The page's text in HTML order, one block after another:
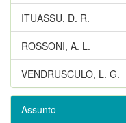
ITUASSU, D. R.
ROSSONI, A. L.
VENDRUSCULO, L. G.
Assunto